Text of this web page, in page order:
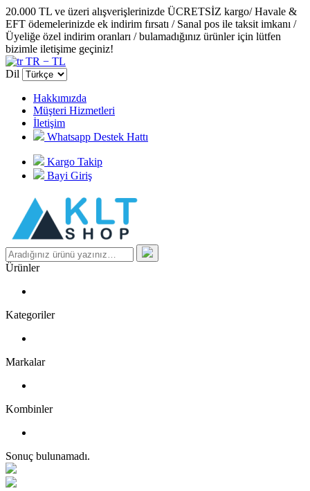
20.000 TL ve üzeri alışverişlerinizde ÜCRETSİZ kargo/ Havale &
EFT ödemelerinizde ek indirim fırsatı / Sanal pos ile taksit imkanı /
Üyeliğe özel indirim oranları / bulamadığınız ürünler için lütfen
bizimle iletişime geçiniz!
TR − TL
Dil
Hakkımızda
Müşteri Hizmetleri
İletişim
Whatsapp Destek Hattı
Kargo Takip
Bayi Giriş
Ürünler
Kategoriler
Markalar
Kombinler
Sonuç bulunamadı.